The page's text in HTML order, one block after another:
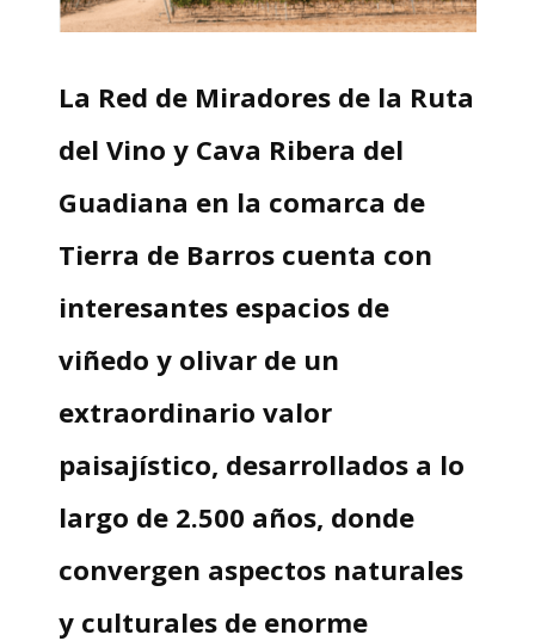
La Red de Miradores de la Ruta
del Vino y Cava Ribera del
Guadiana en la comarca de
Tierra de Barros cuenta con
interesantes espacios de
viñedo y olivar de un
extraordinario valor
paisajístico, desarrollados a lo
largo de 2.500 años, donde
convergen aspectos naturales
y culturales de enorme